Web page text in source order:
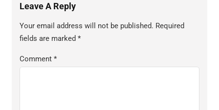
Leave A Reply
Your email address will not be published. Required
fields are marked *
Comment *